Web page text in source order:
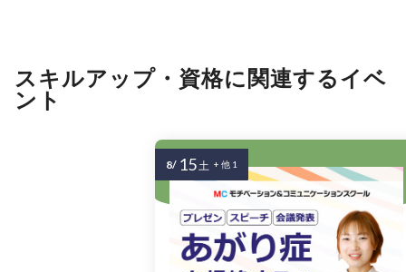
スキルアップ・資格に関連するイベ
ント
8/ 15土 + 他 1